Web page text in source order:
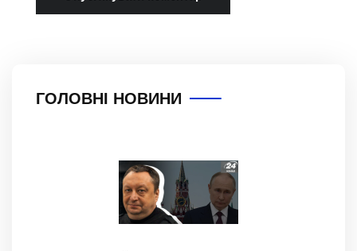
ГОЛОВНІ НОВИНИ